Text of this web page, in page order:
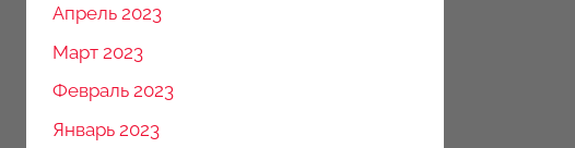
Апрель 2023
Март 2023
Февраль 2023
Январь 2023